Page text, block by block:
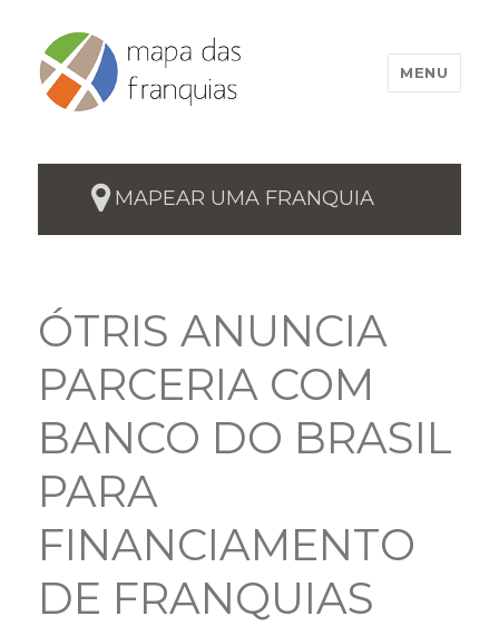
MENU
MAPEAR UMA FRANQUIA
ÓTRIS ANUNCIA
PARCERIA COM
BANCO DO BRASIL
PARA
FINANCIAMENTO
DE FRANQUIAS